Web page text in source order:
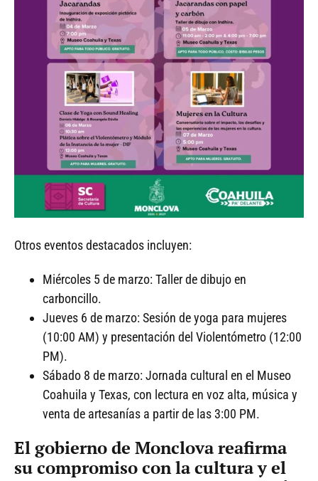
Otros eventos destacados incluyen:
Miércoles 5 de marzo: Taller de dibujo en
carboncillo.
Jueves 6 de marzo: Sesión de yoga para mujeres
(10:00 AM) y presentación del Violentómetro (12:00
PM).
Sábado 8 de marzo: Jornada cultural en el Museo
Coahuila y Texas, con lectura en voz alta, música y
venta de artesanías a partir de las 3:00 PM.
El gobierno de Monclova reafirma
su compromiso con la cultura y el